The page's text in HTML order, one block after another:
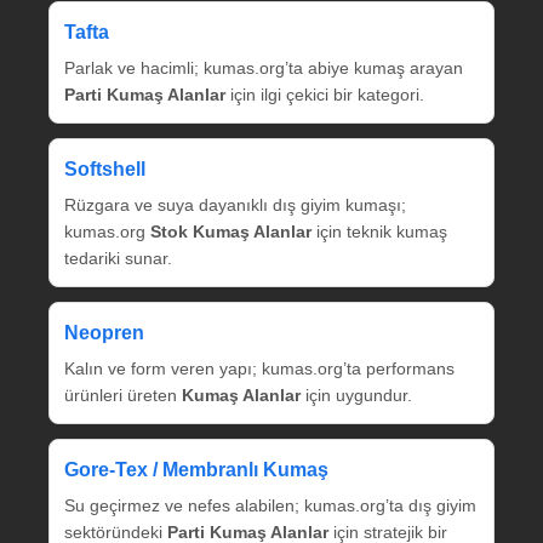
Tafta
Parlak ve hacimli; kumas.org’ta abiye kumaş arayan
Parti Kumaş Alanlariçin ilgi çekici bir kategori.
Softshell
Rüzgara ve suya dayanıklı dış giyim kumaşı;
kumas.org Stok Kumaş Alanlariçin teknik kumaş
tedariki sunar.
Neopren
Kalın ve form veren yapı; kumas.org’ta performans
ürünleri üreten Kumaş Alanlariçin uygundur.
Gore‑Tex / Membranlı Kumaş
Su geçirmez ve nefes alabilen; kumas.org’ta dış giyim
sektöründeki Parti Kumaş Alanlariçin stratejik bir